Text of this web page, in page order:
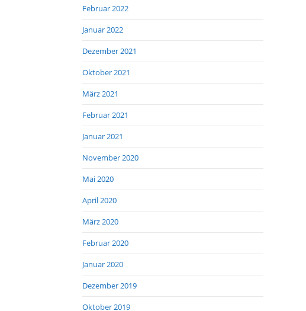
Februar 2022
Januar 2022
Dezember 2021
Oktober 2021
März 2021
Februar 2021
Januar 2021
November 2020
Mai 2020
April 2020
März 2020
Februar 2020
Januar 2020
Dezember 2019
Oktober 2019